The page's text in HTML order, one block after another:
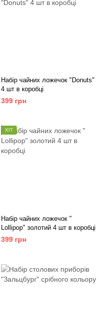
Набір чайних ложечок "Donuts"
4 шт в коробці
399 грн
ХІТ
Набір чайних ложечок "
Lollipop" золотий 4 шт в коробці
399 грн